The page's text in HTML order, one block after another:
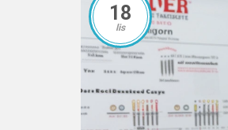
18
lis